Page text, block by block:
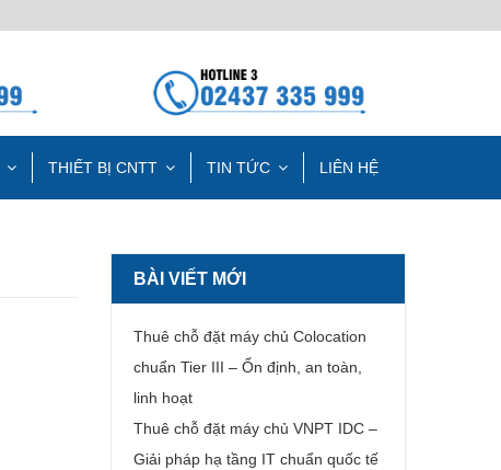
THIẾT BỊ CNTT TIN TỨC LIÊN HỆ
BÀI VIẾT MỚI
Thuê chỗ đặt máy chủ Colocation
chuẩn Tier III – Ổn định, an toàn,
linh hoạt
Thuê chỗ đặt máy chủ VNPT IDC –
Giải pháp hạ tầng IT chuẩn quốc tế